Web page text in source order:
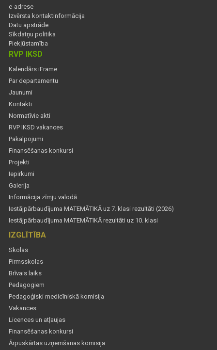
e-adrese
Izvērsta kontaktinformācija
Datu apstrāde
Sīkdatņu politika
Piekļūstamība
RVP IKSD
Kalendārs iFrame
Par departamentu
Jaunumi
Kontakti
Normatīvie akti
RVP IKSD vakances
Pakalpojumi
Finansēšanas konkursi
Projekti
Iepirkumi
Galerija
Informācija zīmju valodā
Iestājpārbaudījuma MATEMĀTIKĀ uz 7. klasi rezultāti (2026)
Iestājpārbaudījuma MATEMĀTIKĀ rezultāti uz 10. klasi
IZGLĪTĪBA
Skolas
Pirmsskolas
Brīvais laiks
Pedagogiem
Pedagoģiski medicīniskā komisija
Vakances
Licences un atļaujas
Finansēšanas konkursi
Ārpuskārtas uzņemšanas komisija